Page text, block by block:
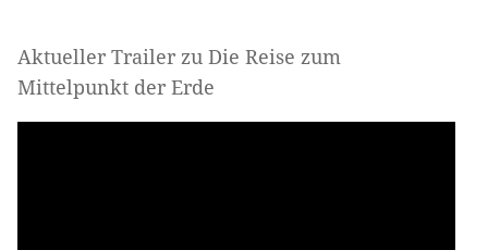
Aktueller Trailer zu Die Reise zum
Mittelpunkt der Erde